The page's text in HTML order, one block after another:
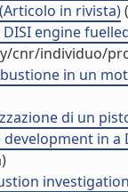
in rivista)
engine
cnr/individuo/
in un
di un
in